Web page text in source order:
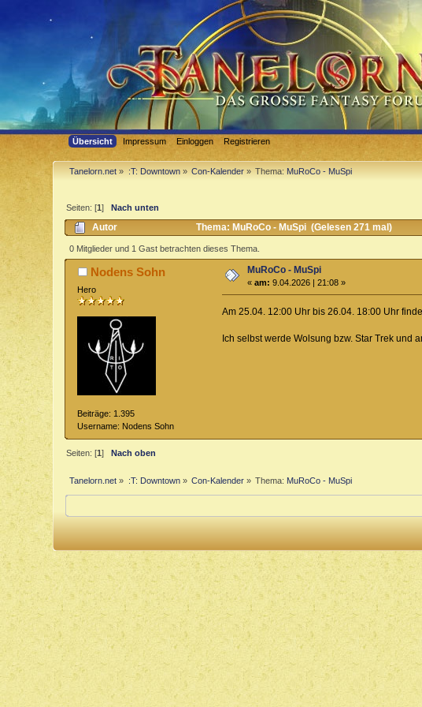
Übersicht Impressum Einloggen Registrieren
Tanelorn.net » :T: Downtown» Con-Kalender » Thema: MuRoCo - MuSpi
Seiten: [1]Nach unten
Autor Thema: MuRoCo - MuSpi (Gelesen 271 mal)
0 Mitglieder und 1 Gast betrachten dieses Thema.
Nodens Sohn
Hero
Beiträge: 1.395
Username: Nodens Sohn
MuRoCo - MuSpi
«am: 9.04.2026 | 21:08 »
Am 25.04. 12:00 Uhr bis 26.04. 18:00 Uhr
Ich selbst werde Wolsung bzw. Star Trek und
Seiten: [1]Nach oben
Tanelorn.net » :T: Downtown» Con-Kalender » Thema: MuRoCo - MuSpi